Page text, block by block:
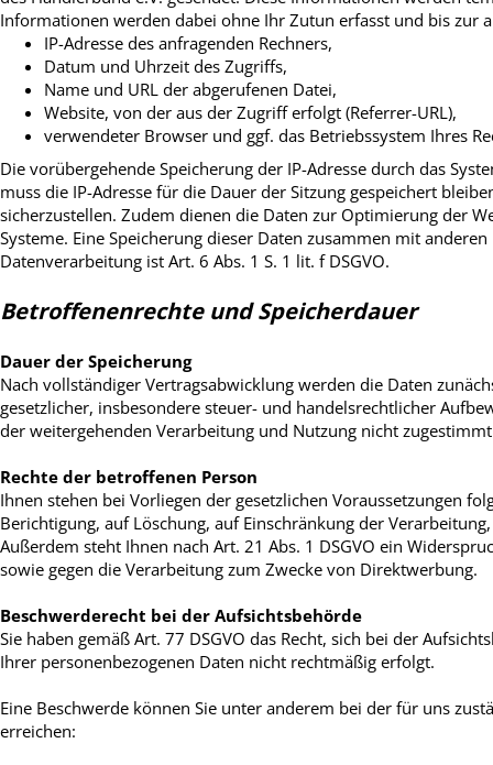
Informationen werden dabei ohne Ihr Zutun erfasst und bis zur
IP-Adresse des anfragenden Rechners,
Datum und Uhrzeit des Zugriffs,
Name und URL der abgerufenen Datei,
Website, von der aus der Zugriff erfolgt (Referrer-URL),
verwendeter Browser und ggf. das Betriebssystem Ihres
Die vorübergehende Speicherung der IP-Adresse durch das
muss die IP-Adresse für die Dauer der Sitzung gespeichert
sicherzustellen. Zudem dienen die Daten zur Optimierung der
Systeme. Eine Speicherung dieser Daten zusammen mit
Datenverarbeitung ist Art. 6 Abs. 1 S. 1 lit. f DSGVO.
Betroffenenrechte und Speicherdauer
Dauer der Speicherung
Nach vollständiger Vertragsabwicklung werden die Daten
gesetzlicher, insbesondere steuer- und handelsrechtlicher
der weitergehenden Verarbeitung und Nutzung nicht
Rechte der betroffenen Person
Ihnen stehen bei Vorliegen der gesetzlichen Voraussetzungen
Berichtigung, auf Löschung, auf Einschränkung der
Außerdem steht Ihnen nach Art. 21 Abs. 1 DSGVO ein
sowie gegen die Verarbeitung zum Zwecke von Direktwerbung.
Beschwerderecht bei der Aufsichtsbehörde
Sie haben gemäß Art. 77 DSGVO das Recht, sich bei der
Ihrer personenbezogenen Daten nicht rechtmäßig erfolgt.
Eine Beschwerde können Sie unter anderem bei der für uns
erreichen: